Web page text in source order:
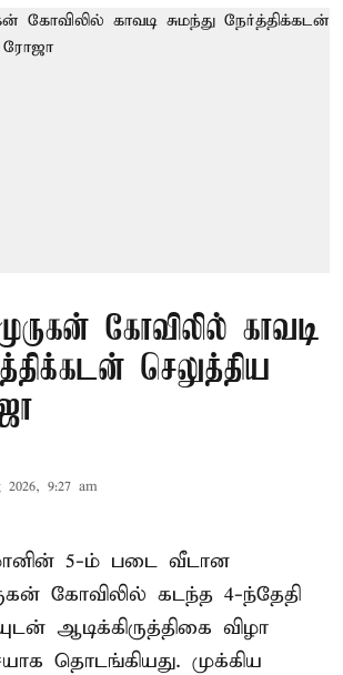
கோவிலில் காவடி
செலுத்திய
2026, 9:27 am
5-ம் படை வீடான
கோவிலில் கடந்த 4-ந்தேதி
ஆடிக்கிருத்திகை விழா
தொடங்கியது. முக்கிய